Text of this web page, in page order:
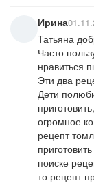
Ирина
Татьяна
Часто
нравиться
Эти два
Дети
огромное
рецепт
поиске
то рецепт